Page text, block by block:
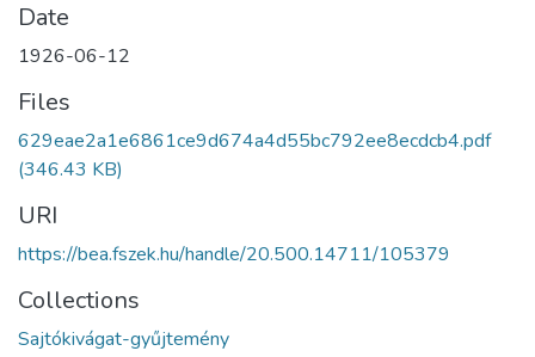
Date
1926-06-12
Files
629eae2a1e6861ce9d674a4d55bc792ee8ecdcb4.pdf
(346.43 KB)
URI
https://bea.fszek.hu/handle/20.500.14711/105379
Collections
Sajtókivágat-gyűjtemény